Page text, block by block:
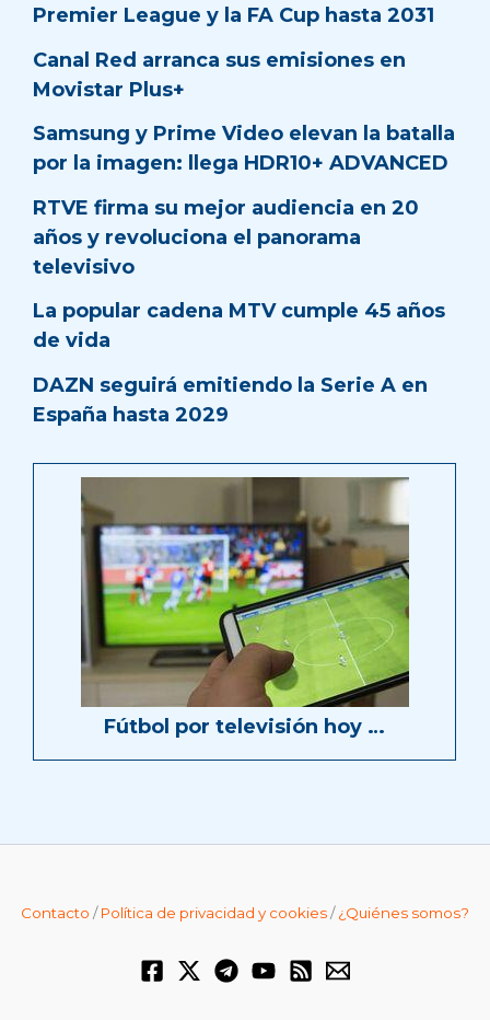
Premier League y la FA Cup hasta 2031
Canal Red arranca sus emisiones en
Movistar Plus+
Samsung y Prime Video elevan la batalla
por la imagen: llega HDR10+ ADVANCED
RTVE firma su mejor audiencia en 20
años y revoluciona el panorama
televisivo
La popular cadena MTV cumple 45 años
de vida
DAZN seguirá emitiendo la Serie A en
España hasta 2029
Fútbol por televisión hoy …
Contacto /Política de privacidad y cookies/¿Quiénes somos?